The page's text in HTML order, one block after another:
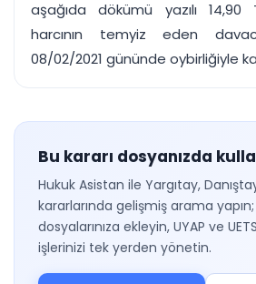
aşağıda dökümü yazılı
harcının temyiz eden
08/02/2021 gününde oybirliğiyle
Bu kararı dosyanızda
Hukuk Asistan ile Yargıtay,
kararlarında gelişmiş arama yapın;
dosyalarınıza ekleyin, UYAP ve
işlerinizi tek yerden yönetin.